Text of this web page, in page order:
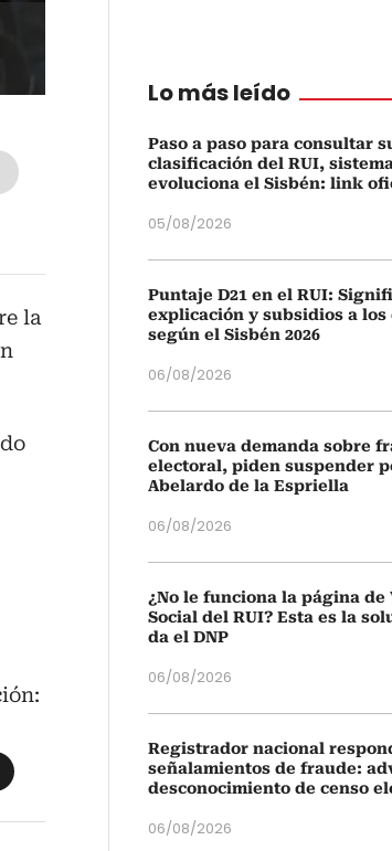
la
Lo más leído
Paso a paso para consultar
clasificación del RUI,
evoluciona el Sisbén: link
05/08/2026
Puntaje D21 en el RUI:
explicación y subsidios a los
según el Sisbén 2026
06/08/2026
Con nueva demanda sobre
electoral, piden suspender
Abelardo de la Espriella
06/08/2026
¿No le funciona la página de
Social del RUI? Esta es la
da el DNP
06/08/2026
Registrador nacional
señalamientos de fraude:
desconocimiento de censo
06/08/2026